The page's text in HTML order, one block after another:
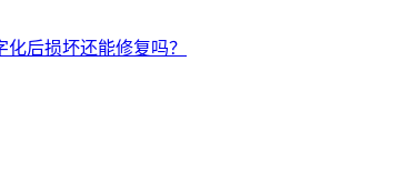
后损坏还能修复吗？